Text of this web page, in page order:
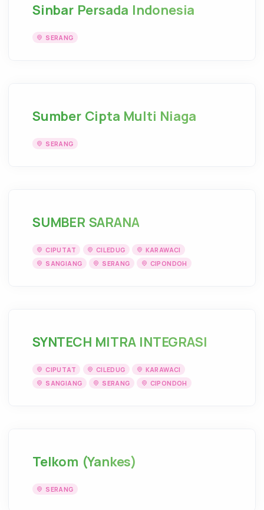
Sinbar Persada Indonesia
SERANG
Sumber Cipta Multi Niaga
SERANG
SUMBER SARANA
CIPUTAT CILEDUG
KARAWACI
SANGIANG
SERANG CIPONDOH
SYNTECH MITRA INTEGRASI
CIPUTAT CILEDUG
KARAWACI
SANGIANG
SERANG CIPONDOH
Telkom (Yankes)
SERANG